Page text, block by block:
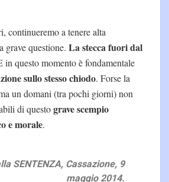
continueremo a tenere alta
grave questione. La stecca fuori dal
in questo momento è fondamentale
sullo stesso chiodo. Forse la
un domani (tra pochi giorni) non
di questograve scempio
e morale.
SENTENZA, Cassazione, 9
maggio 2014.